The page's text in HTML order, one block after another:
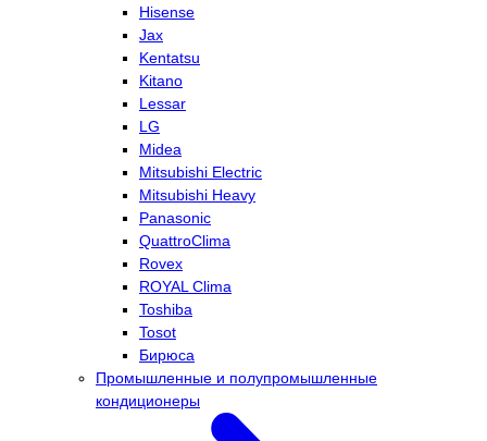
Hisense
Jax
Kentatsu
Kitano
Lessar
LG
Midea
Mitsubishi Electric
Mitsubishi Heavy
Panasonic
QuattroClima
Rovex
ROYAL Clima
Toshiba
Tosot
Бирюса
Промышленные и полупромышленные
кондиционеры